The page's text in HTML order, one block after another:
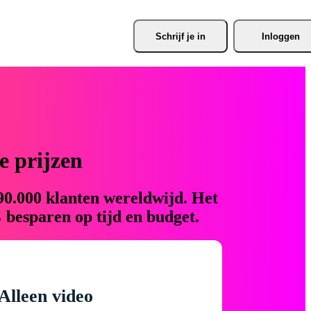
Schrijf je in Inloggen
prijzen
klanten wereldwijd. Het
op tijd en budget.
video